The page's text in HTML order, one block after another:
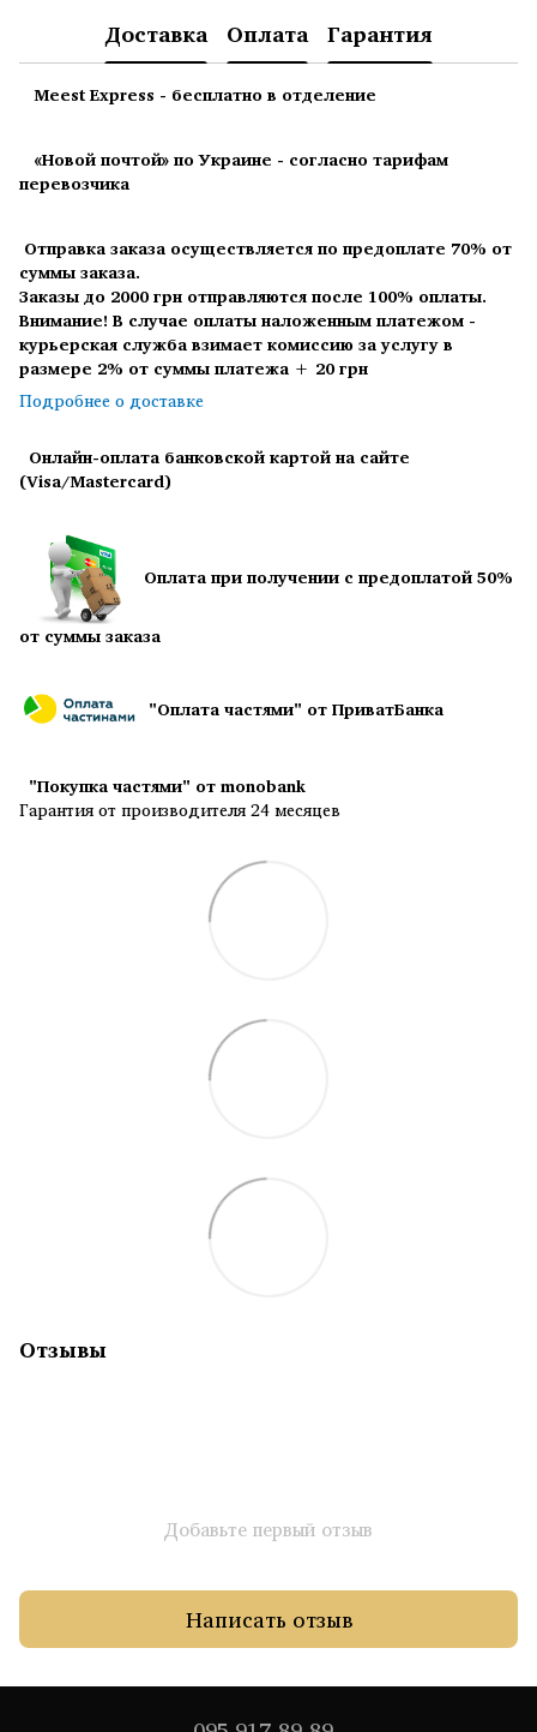
Доставка Оплата Гарантия
Meest Express - бесплатно в отделение
«Новой почтой» по Украине - согласно тарифам
перевозчика
Отправка заказа осуществляется по предоплате 70% от
суммы заказа.
Заказы до 2000 грн отправляются после 100% оплаты.
Внимание! В случае оплаты наложенным платежом -
курьерская служба взимает комиссию за услугу в
размере 2% от суммы платежа + 20 грн
Подробнее о доставке
Онлайн-оплата банковской картой на сайте
(Visa/Mastercard)
Оплата при получении с предоплатой 50%
от суммы заказа
"Оплата частями" от ПриватБанка
"Покупка частями" от monobank
Гарантия от производителя 24 месяцев
Отзывы
Добавьте первый отзыв
Написать отзыв